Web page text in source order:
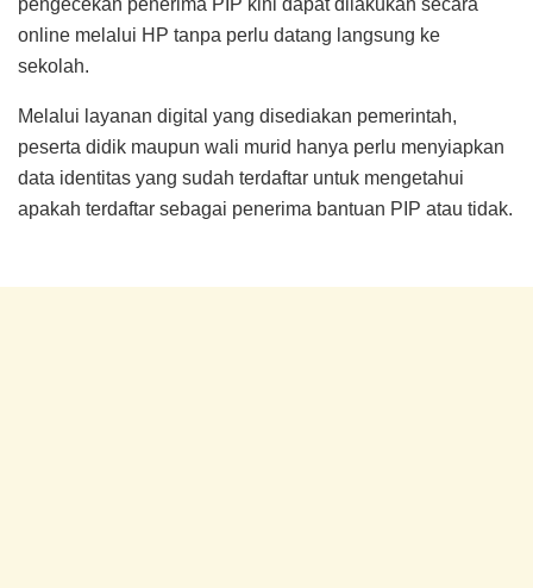
online melalui HP tanpa perlu datang langsung ke
sekolah.
Melalui layanan digital yang disediakan pemerintah,
peserta didik maupun wali murid hanya perlu menyiapkan
data identitas yang sudah terdaftar untuk mengetahui
apakah terdaftar sebagai penerima bantuan PIP atau tidak.